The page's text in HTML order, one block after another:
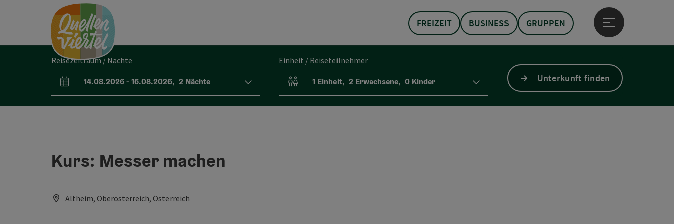
Zum InhaltAccesskey
[0]
Zur NavigationAccesskey
Zum Seitenanfang Accesskey
FREIZEIT BUSINESS GRUPPEN
Hauptmenü öffnen
Reisezeitraum / Nächte
An- und Abreisefelder
14.08.2026- 16.08.2026, 2 Nächte
Einheit / Reiseteilnehmer
Einheitenanzahl und Personenfelder
1 Einheit, 2 Erwachsene, 0 Kinder Unterkunft finden
Kurs: Messer machen
Altheim, Oberösterreich, Österreich